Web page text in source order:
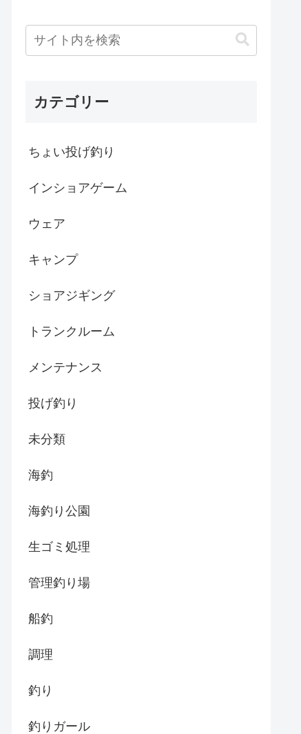
カテゴリー
ちょい投げ釣り
インショアゲーム
ウェア
キャンプ
ショアジギング
トランクルーム
メンテナンス
投げ釣り
未分類
海釣
海釣り公園
生ゴミ処理
管理釣り場
船釣
調理
釣り
釣りガール